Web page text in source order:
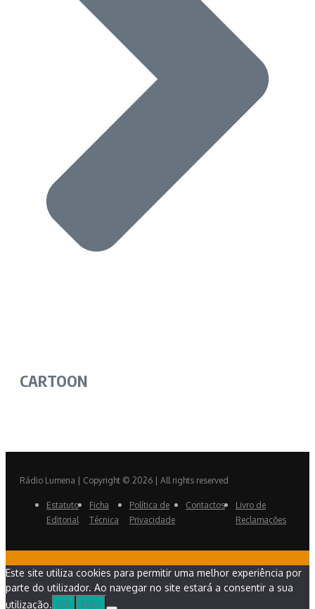
CARTOON
Rádio Lumena | Copyright © 2026 | All rights reserved
Estatuto
Editorial
Ficha
Técnica
Política de
Privacidade
Contactos
Livro de
Reclamações
Este site utiliza cookies para permitir uma melhor experiência por
parte do utilizador. Ao navegar no site estará a consentir a sua
utilização. Ok Não